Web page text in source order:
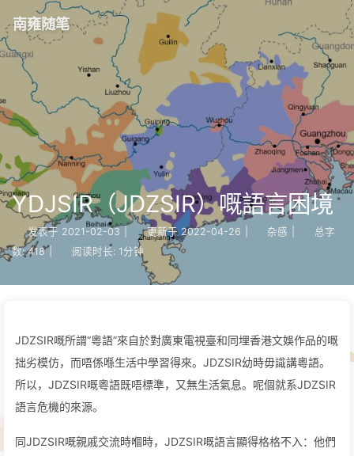
南雍随笔
YDJSIR（JDZSIR）嘅語言困境
发表于 2021-02-03 更新于 2022-04-26 杂感
总字
数: 418 阅读时长: 1分钟
JDZSIR嘅所謂“粵語”來自於對廣東電視臺和同埋香港文娛作品的嘅
拙劣模仿，而唔係喺生活中學習得來。JDZSIR幼時毋識講粵語。
所以，JDZSIR嘅粵語既唔標準，又無生活氣息。呢個就系JDZSIR
語言危機的來源。
同JDZSIR嘅親戚交流時嗰時，JDZSIR嘅語言顯得格格不入：他們